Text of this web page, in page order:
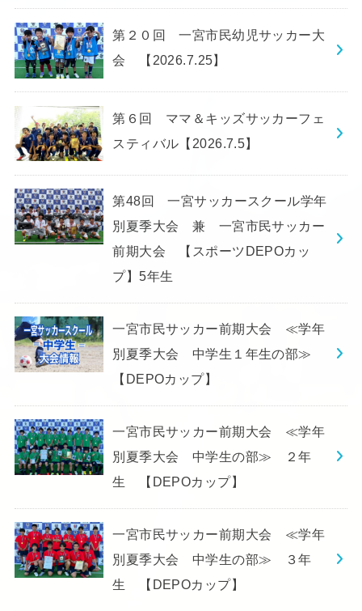
第２０回 一宮市民幼児サッカー大
会 【2026.7.25】
第６回 ママ＆キッズサッカーフェ
スティバル【2026.7.5】
第48回 一宮サッカースクール学年
別夏季大会 兼 一宮市民サッカー
前期大会 【スポーツDEPOカッ
プ】5年生
一宮市民サッカー前期大会 ≪学年
別夏季大会 中学生１年生の部≫
【DEPOカップ】
一宮市民サッカー前期大会 ≪学年
別夏季大会 中学生の部≫ ２年
生 【DEPOカップ】
一宮市民サッカー前期大会 ≪学年
別夏季大会 中学生の部≫ ３年
生 【DEPOカップ】